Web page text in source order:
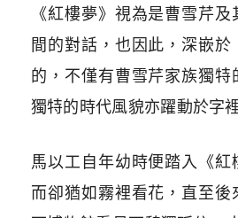
《紅樓夢》視為是曹雪芹
間的對話，也因此，深嵌
的，不僅有曹雪芹家族獨
獨特的時代風貌亦躍動於字
馬以工自年幼時便踏入《紅
而卻猶如霧裡看花，直至